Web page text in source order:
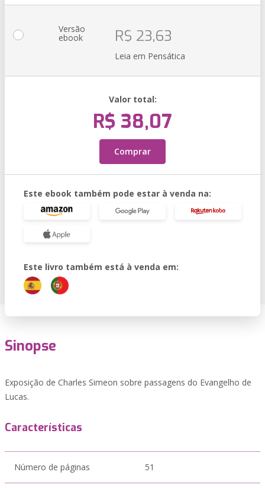
Versão
ebook R$ 23,63
Leia em Pensática
Valor total:
R$ 38,07
Comprar
Este ebook também pode estar à venda na:
Este livro também está à venda em:
Sinopse
Exposição de Charles Simeon sobre passagens do Evangelho de
Lucas.
Características
Número de páginas 51